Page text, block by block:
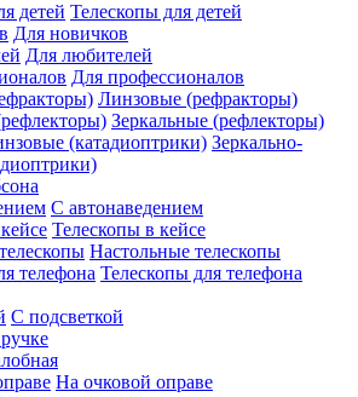
Телескопы для детей
Для новичков
Для любителей
Для профессионалов
Линзовые (рефракторы)
Зеркальные (рефлекторы)
Зеркально-
С автонаведением
Телескопы в кейсе
Настольные телескопы
Телескопы для телефона
С подсветкой
На очковой оправе